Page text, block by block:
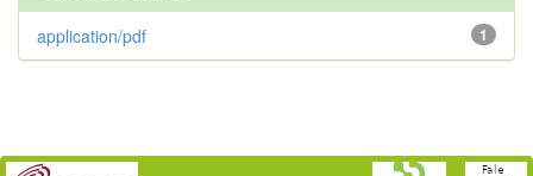
1
application/pdf